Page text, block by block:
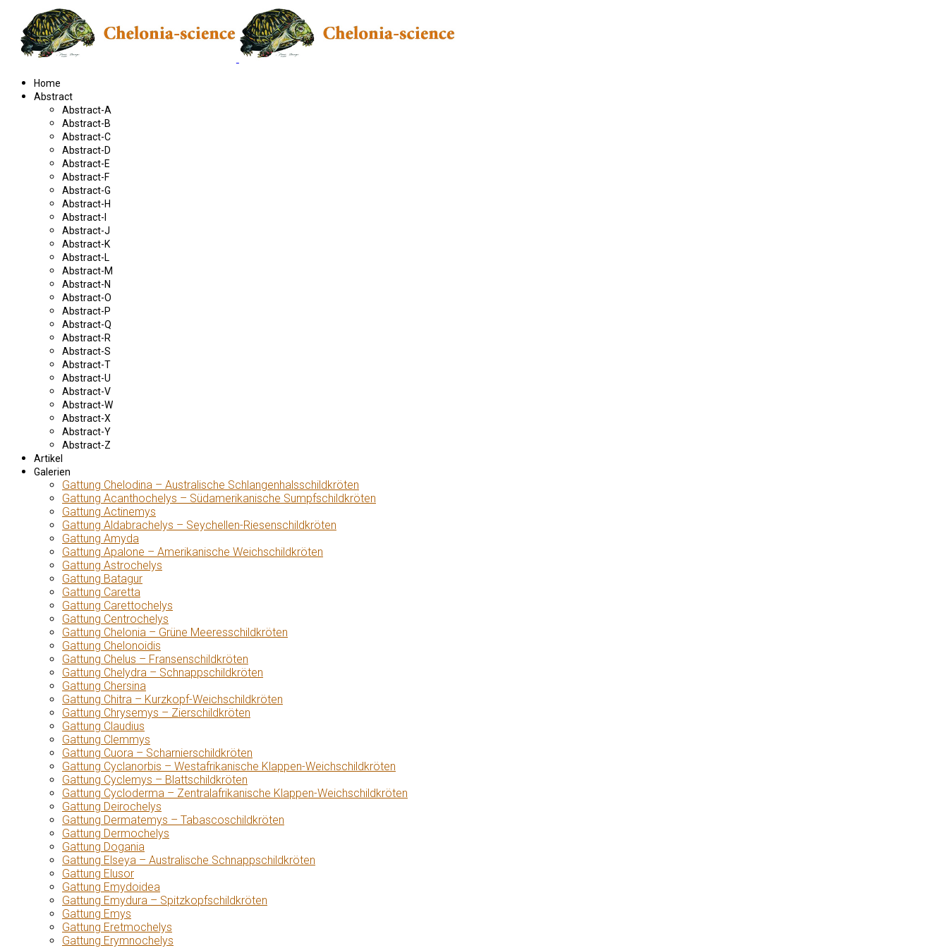
Home
Abstract
Abstract-A
Abstract-B
Abstract-C
Abstract-D
Abstract-E
Abstract-F
Abstract-G
Abstract-H
Abstract-I
Abstract-J
Abstract-K
Abstract-L
Abstract-M
Abstract-N
Abstract-O
Abstract-P
Abstract-Q
Abstract-R
Abstract-S
Abstract-T
Abstract-U
Abstract-V
Abstract-W
Abstract-X
Abstract-Y
Abstract-Z
Artikel
Galerien
Gattung Chelodina – Australische Schlangenhalsschildkröten
Gattung Acanthochelys – Südamerikanische Sumpfschildkröten
Gattung Actinemys
Gattung Aldabrachelys – Seychellen-Riesenschildkröten
Gattung Amyda
Gattung Apalone – Amerikanische Weichschildkröten
Gattung Astrochelys
Gattung Batagur
Gattung Caretta
Gattung Carettochelys
Gattung Centrochelys
Gattung Chelonia – Grüne Meeresschildkröten
Gattung Chelonoidis
Gattung Chelus – Fransenschildkröten
Gattung Chelydra – Schnappschildkröten
Gattung Chersina
Gattung Chitra – Kurzkopf-Weichschildkröten
Gattung Chrysemys – Zierschildkröten
Gattung Claudius
Gattung Clemmys
Gattung Cuora – Scharnierschildkröten
Gattung Cyclanorbis – Westafrikanische Klappen-Weichschildkröten
Gattung Cyclemys – Blattschildkröten
Gattung Cycloderma – Zentralafrikanische Klappen-Weichschildkröten
Gattung Deirochelys
Gattung Dermatemys – Tabascoschildkröten
Gattung Dermochelys
Gattung Dogania
Gattung Elseya – Australische Schnappschildkröten
Gattung Elusor
Gattung Emydoidea
Gattung Emydura – Spitzkopfschildkröten
Gattung Emys
Gattung Eretmochelys
Gattung Erymnochelys